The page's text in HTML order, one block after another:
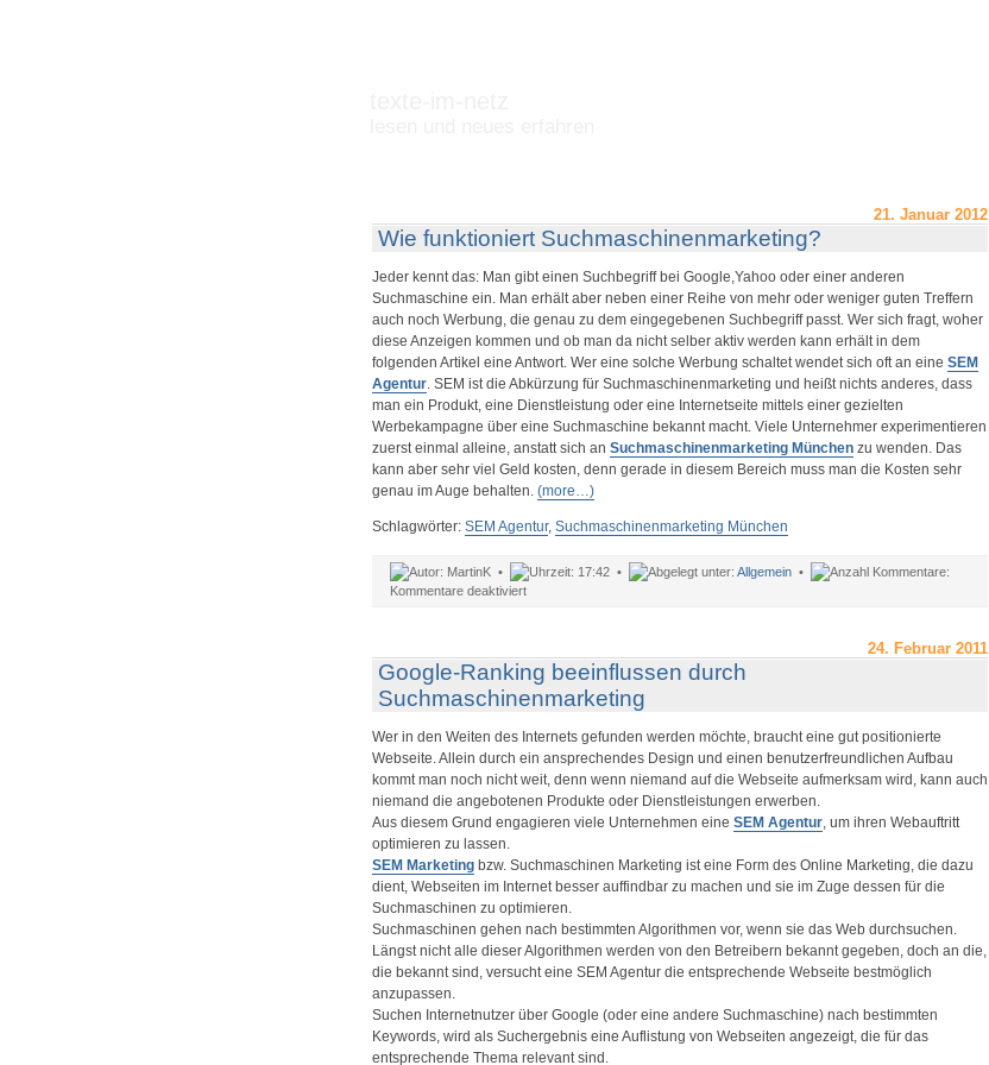
21. Januar 2012
Wie funktioniert Suchmaschinenmarketing?
Jeder kennt das: Man gibt einen Suchbegriff bei Google,Yahoo oder einer anderen
Suchmaschine ein. Man erhält aber neben einer Reihe von mehr oder weniger guten Treffern
auch noch Werbung, die genau zu dem eingegebenen Suchbegriff passt. Wer sich fragt, woher
diese Anzeigen kommen und ob man da nicht selber aktiv werden kann erhält in dem
folgenden Artikel eine Antwort. Wer eine solche Werbung schaltet wendet sich oft an eine SEM
Agentur. SEM ist die Abkürzung für Suchmaschinenmarketing und heißt nichts anderes, dass
man ein Produkt, eine Dienstleistung oder eine Internetseite mittels einer gezielten
Werbekampagne über eine Suchmaschine bekannt macht. Viele Unternehmer experimentieren
zuerst einmal alleine, anstatt sich an Suchmaschinenmarketing Münchenzu wenden. Das
kann aber sehr viel Geld kosten, denn gerade in diesem Bereich muss man die Kosten sehr
genau im Auge behalten. (more…)
Schlagwörter: SEM Agentur, Suchmaschinenmarketing München
MartinK • 17:42 • Allgemein•
Kommentare deaktiviertfür
24. Februar 2011
Google-Ranking beeinflussen durch
Suchmaschinenmarketing
Wer in den Weiten des Internets gefunden werden möchte, braucht eine gut positionierte
Webseite. Allein durch ein ansprechendes Design und einen benutzerfreundlichen Aufbau
kommt man noch nicht weit, denn wenn niemand auf die Webseite aufmerksam wird, kann auch
niemand die angebotenen Produkte oder Dienstleistungen erwerben.
Aus diesem Grund engagieren viele Unternehmen eine SEM Agentur, um ihren Webauftritt
optimieren zu lassen.
SEM Marketingbzw. Suchmaschinen Marketing ist eine Form des Online Marketing, die dazu
dient, Webseiten im Internet besser auffindbar zu machen und sie im Zuge dessen für die
Suchmaschinen zu optimieren.
Suchmaschinen gehen nach bestimmten Algorithmen vor, wenn sie das Web durchsuchen.
Längst nicht alle dieser Algorithmen werden von den Betreibern bekannt gegeben, doch an die,
die bekannt sind, versucht eine SEM Agentur die entsprechende Webseite bestmöglich
anzupassen.
Suchen Internetnutzer über Google (oder eine andere Suchmaschine) nach bestimmten
Keywords, wird als Suchergebnis eine Auflistung von Webseiten angezeigt, die für das
entsprechende Thema relevant sind.